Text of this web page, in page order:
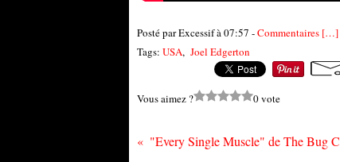
Posté par Excessif à 07:57 -Commentaires […]
Tags: USA, Joel Edgerton
Vous aimez ? 0 vote